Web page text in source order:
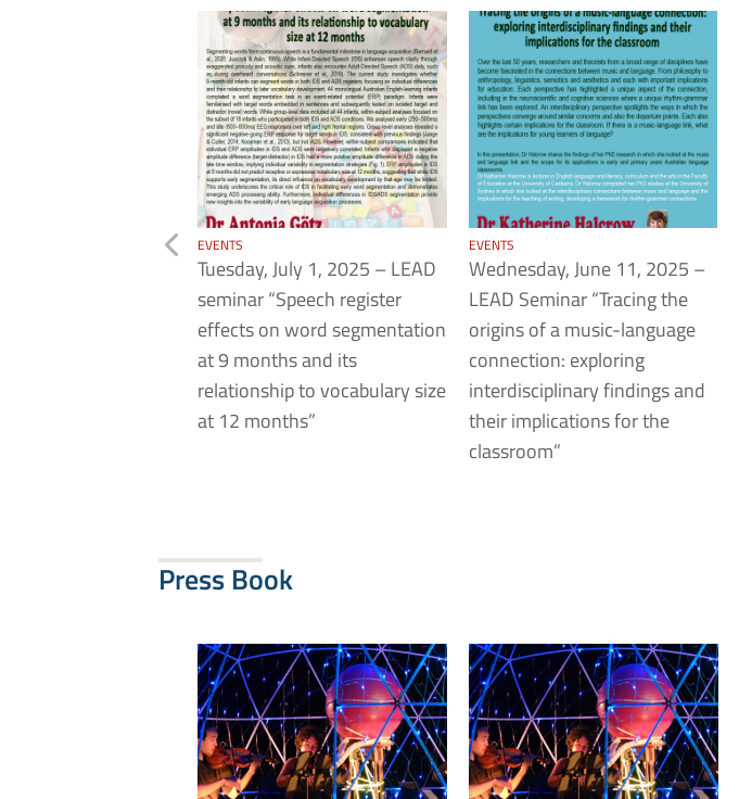
EVENTS
Tuesday, July 1, 2025 – LEAD
seminar “Speech register
effects on word segmentation
at 9 months and its
relationship to vocabulary size
at 12 months”
EVENTS
Wednesday, June 11, 2025 –
LEAD Seminar “Tracing the
origins of a music-language
connection: exploring
interdisciplinary findings and
their implications for the
classroom”
Press Book